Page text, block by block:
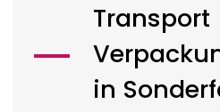
Transport
in